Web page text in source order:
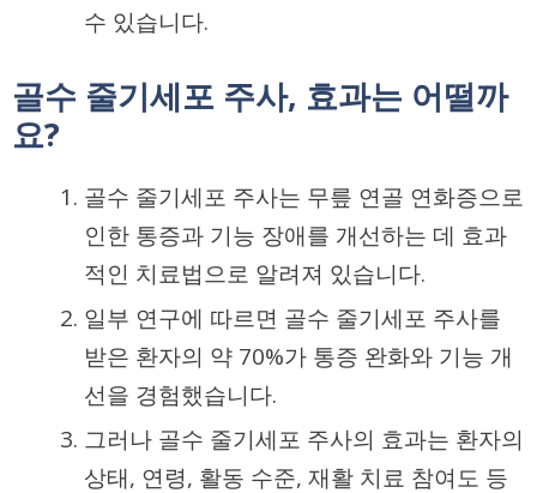
수 있습니다.
골수 줄기세포 주사, 효과는 어떨까
요?
골수 줄기세포 주사는 무릎 연골 연화증으로
인한 통증과 기능 장애를 개선하는 데 효과
적인 치료법으로 알려져 있습니다.
일부 연구에 따르면 골수 줄기세포 주사를
받은 환자의 약 70%가 통증 완화와 기능 개
선을 경험했습니다.
그러나 골수 줄기세포 주사의 효과는 환자의
상태, 연령, 활동 수준, 재활 치료 참여도 등